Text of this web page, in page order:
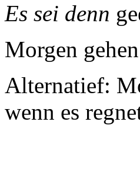
Es sei denn
Morgen
Alternatief:
wenn es